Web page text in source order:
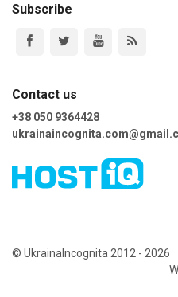
Subscribe
Contact us
+38 050 9364428
© UkrainaIncognita 2012 - 2026